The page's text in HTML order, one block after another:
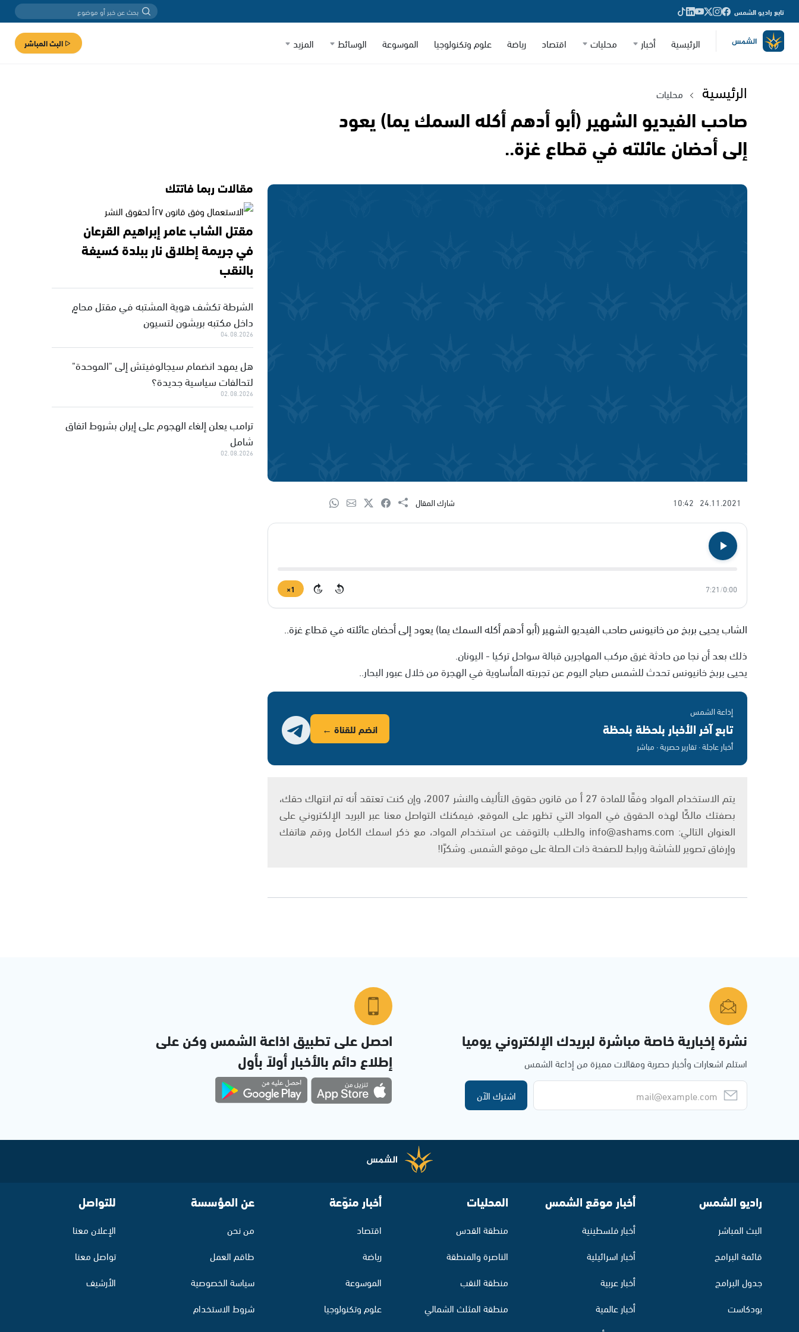
تابع راديو الشمس
الرئيسية أخبار محليات اقتصاد رياضة علوم وتكنولوجيا الموسوعة الوسائط المزيد البث المباشر
الرئيسية محليات
صاحب الفيديو الشهير (أبو أدهم أكله السمك يما) يعود
إلى أحضان عائلته في قطاع غزة..
24.11.2021
10:42 شارك المقال
0:00
/
7:21
15
15
1×
الشاب يحيى بربخ من خانيونس صاحب الفيديو الشهير (أبو أدهم أكله السمك يما) يعود إلى أحضان عائلته في قطاع غزة..
ذلك بعد أن نجا من حادثة غرق مركب المهاجرين قبالة سواحل تركيا - اليونان.
يحيى بربخ خانيونس تحدث للشمس صباح اليوم عن تجربته المأساوية في الهجرة من خلال عبور البحار..
إذاعة الشمس
تابع آخر الأخبار بلحظة بلحظة
أخبار عاجلة · تقارير حصرية · مباشر
انضم للقناة ←
يتم الاستخدام المواد وفقًا للمادة 27 أ من قانون حقوق التأليف والنشر 2007، وإن كنت تعتقد أنه تم انتهاك حقك،
بصفتك مالكًا لهذه الحقوق في المواد التي تظهر على الموقع، فيمكنك التواصل معنا عبر البريد الإلكتروني على
العنوان التالي: info@ashams.com والطلب بالتوقف عن استخدام المواد، مع ذكر اسمك الكامل ورقم هاتفك
وإرفاق تصوير للشاشة ورابط للصفحة ذات الصلة على موقع الشمس. وشكرًا!
مقالات ربما فاتتك
مقتل الشاب عامر إبراهيم القرعان
في جريمة إطلاق نار ببلدة كسيفة
بالنقب
الشرطة تكشف هوية المشتبه في مقتل محامٍ
داخل مكتبه بريشون لتسيون
04.08.2026
هل يمهد انضمام سيجالوفيتش إلى "الموحدة"
لتحالفات سياسية جديدة؟
02.08.2026
ترامب يعلن إلغاء الهجوم على إيران بشروط اتفاق
شامل
02.08.2026
نشرة إخبارية خاصة مباشرة لبريدك الإلكتروني يوميا
استلم اشعارات وأخبار حصرية ومقالات مميزة من إذاعة الشمس
اشترك الآن
احصل على تطبيق اذاعة الشمس وكن على
إطلاع دائم بالأخبار أولاً بأول
راديو الشمس
البث المباشر
قائمة البرامج
جدول البرامج
بودكاست
أخبار موقع الشمس
أخبار فلسطينية
أخبار اسرائيلية
أخبار عربية
أخبار عالمية
المحليات
منطقة القدس
الناصرة والمنطقة
منطقة النقب
منطقة المثلث الشمالي
أخبار منوّعة
اقتصاد
رياضة
الموسوعة
علوم وتكنولوجيا
عن المؤسسة
من نحن
طاقم العمل
سياسة الخصوصية
شروط الاستخدام
للتواصل
الإعلان معنا
تواصل معنا
الأرشيف